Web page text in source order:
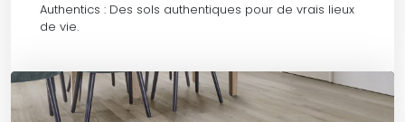
Authentics : Des sols authentiques pour de vrais lieux
de vie.